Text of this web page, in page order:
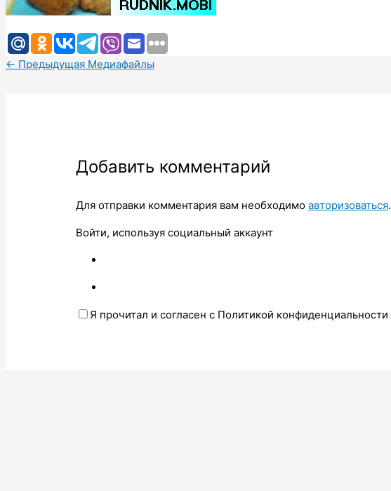
← Предыдущая Медиафайлы
Добавить комментарий
Для отправки комментария вам необходимоавторизоваться.
Войти, используя социальный аккаунт
Я прочитал и согласен с Политикой конфиденциальности